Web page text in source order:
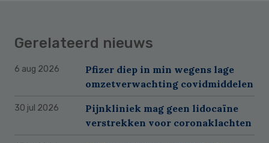
Gerelateerd nieuws
6 aug 2026
Pfizer diep in min wegens lage
omzetverwachting covidmiddelen
30 jul 2026
Pijnkliniek mag geen lidocaïne
verstrekken voor coronaklachten